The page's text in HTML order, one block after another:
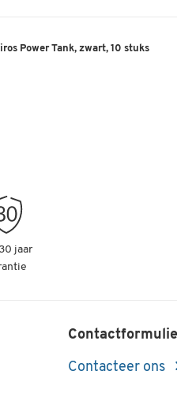
Power Tank, zwart, 10 stuks
jaar
Contacteer ons